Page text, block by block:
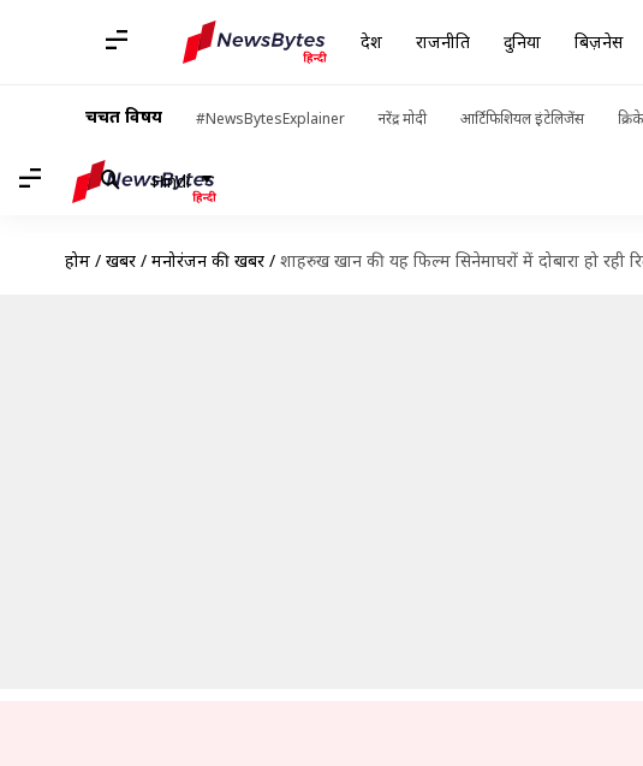
देश राजनीति दुनिया बिज़नेस
चर्चित विषय #NewsBytesExplainer नरेंद्र मोदी आर्टिफिशियल इंटेलिजेंस
Hindi
होम / खबरें / मनोरंजन की खबरें / शाहरुख खान की यह फिल्म सिनेमाघरों में दोबारा हो रही